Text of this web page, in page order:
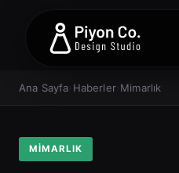
Ana Sayfa Haberler› Mimarlık
MIMARLIK